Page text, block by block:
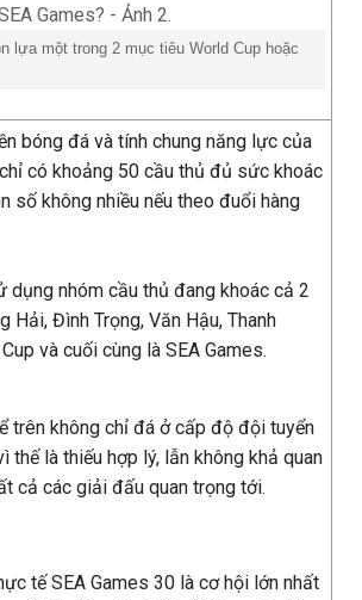
lựa một trong 2 mục tiêu World Cup hoặc
bóng đá và tính chung năng lực của
có khoảng 50 cầu thủ đủ sức khoác
số không nhiều nếu theo đuổi hàng
dụng nhóm cầu thủ đang khoác cả 2
Hải, Đình Trọng, Văn Hậu, Thanh
và cuối cùng là SEA Games.
trên không chỉ đá ở cấp độ đội tuyển
là thiếu hợp lý, lẫn không khả quan
cả các giải đấu quan trọng tới.
tế SEA Games 30 là cơ hội lớn nhất